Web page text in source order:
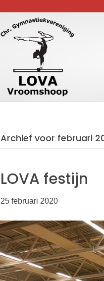
Archief voor februari
LOVA festijn
25 februari 2020